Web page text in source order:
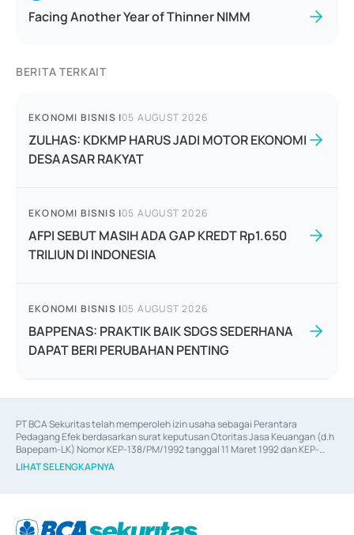
Facing Another Year of Thinner NIMM
BERITA TERKAIT
EKONOMI BISNIS |05 AUGUST 2026
ZULHAS: KDKMP HARUS JADI MOTOR EKONOMI
DESAASAR RAKYAT
EKONOMI BISNIS |05 AUGUST 2026
AFPI SEBUT MASIH ADA GAP KREDT Rp1.650
TRILIUN DI INDONESIA
EKONOMI BISNIS |05 AUGUST 2026
BAPPENAS: PRAKTIK BAIK SDGS SEDERHANA
DAPAT BERI PERUBAHAN PENTING
PT BCA Sekuritas telah memperoleh izin usaha sebagai Perantara
Pedagang Efek berdasarkan surat keputusan Otoritas Jasa Keuangan (d.h
Bapepam-LK) Nomor KEP-138/PM/1992 tanggal 11 Maret 1992 dan KEP-
06/D.04/2014 tanggal 28 Februari 2014, izin usaha sebagai Penjamin Emisi
Efek berdasarkan surat keputusan Otoritas Jasa Keuangan Nomor KEP-
berdasarkan surat keputusan Otoritas Jasa Keuangan Nomor S-
LIHAT SELENGKAPNYA